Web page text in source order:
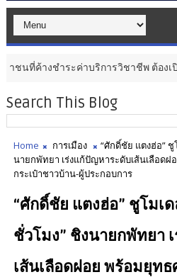
ค่าบริการวิชาชีพ ต้องเปิดเผยข้อมูลท
Search This Blog
Home การเมือง
“ศักดิ์ชัย แตงฮ่อ” ชู
นายกพัทยา เร่งแก้ปัญหาระดับเส้นเลือดฝ
กระเป๋าชาวบ้าน-ผู้ประกอบการ
“ศักดิ์ชัย แตงฮ่อ” ชูโมเ
ชั่วโมง” ชิงนายกพัทยา
เส้นเลือดฝอย พร้อมยุทธ